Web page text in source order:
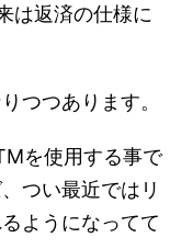
は返済の仕様に
つつあります。
を使用する事で
つい最近ではリ
ようになってて